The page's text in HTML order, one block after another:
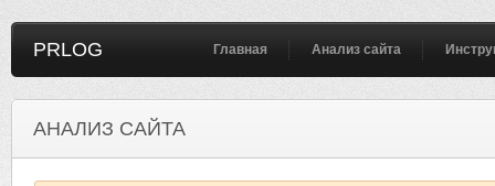
PRLOG Главная Анализ сайта
АНАЛИЗ САЙТА